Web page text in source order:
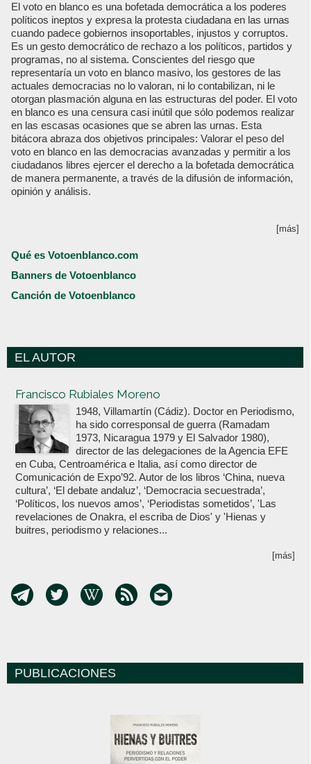
El voto en blanco es una bofetada democrática a los poderes
políticos ineptos y expresa la protesta ciudadana en las urnas
cuando padece gobiernos insoportables, injustos y corruptos.
Es un gesto democrático de rechazo a los políticos, partidos y
programas, no al sistema. Conscientes del riesgo que
representaría un voto en blanco masivo, los gestores de las
actuales democracias no lo valoran, ni lo contabilizan, ni le
otorgan plasmación alguna en las estructuras del poder. El voto
en blanco es una censura casi inútil que sólo podemos realizar
en las escasas ocasiones que se abren las urnas. Esta
bitácora abraza dos objetivos principales: Valorar el peso del
voto en blanco en las democracias avanzadas y permitir a los
ciudadanos libres ejercer el derecho a la bofetada democrática
de manera permanente, a través de la difusión de información,
opinión y análisis.
[más]
Qué es Votoenblanco.com
Banners de Votoenblanco
Canción de Votoenblanco
EL AUTOR
Francisco Rubiales Moreno
1948, Villamartín (Cádiz). Doctor en Periodismo,
ha sido corresponsal de guerra (Ramadam
1973, Nicaragua 1979 y El Salvador 1980),
director de las delegaciones de la Agencia EFE
en Cuba, Centroamérica e Italia, así como director de
Comunicación de Expo’92. Autor de los libros ‘China, nueva
cultura’, ‘El debate andaluz’, ‘Democracia secuestrada’,
‘Políticos, los nuevos amos’, ‘Periodistas sometidos’, 'Las
revelaciones de Onakra, el escriba de Dios' y 'Hienas y
buitres, periodismo y relaciones...
[más]
PUBLICACIONES